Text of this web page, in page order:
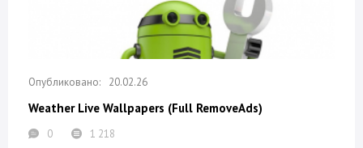
20.02.26
Weather Live Wallpapers (Full RemoveAds)
0 1 218